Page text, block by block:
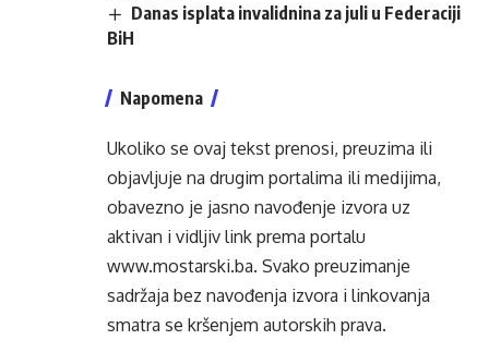
Danas isplata invalidnina za juli u Federaciji
BiH
Napomena
Ukoliko se ovaj tekst prenosi, preuzima ili
objavljuje na drugim portalima ili medijima,
obavezno je jasno navođenje izvora uz
aktivan i vidljiv link prema portalu
www.mostarski.ba. Svako preuzimanje
sadržaja bez navođenja izvora i linkovanja
smatra se kršenjem autorskih prava.